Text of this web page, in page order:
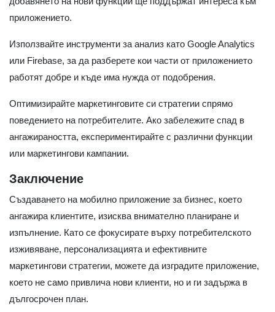
приложението.
Използвайте инструменти за анализ като Google Analytics
или Firebase, за да разберете кои части от приложението
работят добре и къде има нужда от подобрения.
Оптимизирайте маркетинговите си стратегии спрямо
поведението на потребителите. Ако забележите спад в
ангажираността, експериментирайте с различни функции
или маркетингови кампании.
Заключение
Създаването на мобилно приложение за бизнес, което
ангажира клиентите, изисква внимателно планиране и
изпълнение. Като се фокусирате върху потребителското
изживяване, персонализацията и ефективните
маркетингови стратегии, можете да изградите приложение,
което не само привлича нови клиенти, но и ги задържа в
дългосрочен план.